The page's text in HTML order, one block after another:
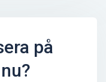
på